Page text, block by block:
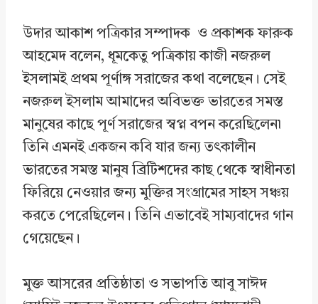
উদার আকাশ পত্রিকার সম্পাদক ও প্রকাশক ফারুক
আহমেদ বলেন, ধূমকেতু পত্রিকায় কাজী নজরুল
ইসলামই প্রথম পূর্ণাঙ্গ সরাজের কথা বলেছেন। সেই
নজরুল ইসলাম আমাদের অবিভক্ত ভারতের সমস্ত
মানুষের কাছে পূর্ণ সরাজের স্বপ্ন বপন করেছিলেন৷
তিনি এমনই একজন কবি যার জন্য তৎকালীন
ভারতের সমস্ত মানুষ ব্রিটিশদের কাছ থেকে স্বাধীনতা
ফিরিয়ে নেওয়ার জন্য মুক্তির সংগ্রামের সাহস সঞ্চয়
করতে পেরেছিলেন। তিনি এভাবেই সাম্যবাদের গান
গেয়েছেন।
মুক্ত আসরের প্রতিষ্ঠাতা ও সভাপতি আবু সাঈদ